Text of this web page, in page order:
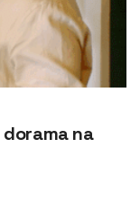
na